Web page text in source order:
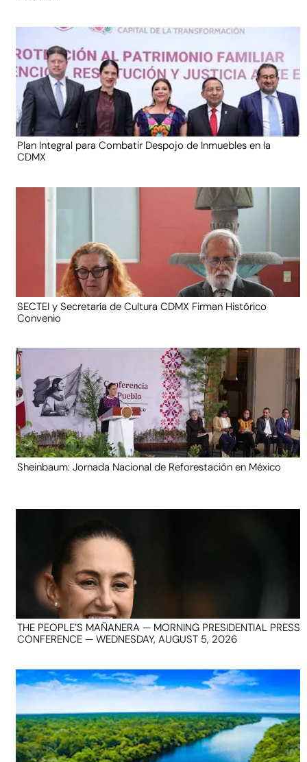
Plan Integral para Combatir Despojo de Inmuebles en la
CDMX
SECTEI y Secretaría de Cultura CDMX Firman Histórico
Convenio
Sheinbaum: Jornada Nacional de Reforestación en México
THE PEOPLE’S MAÑANERA — MORNING PRESIDENTIAL PRESS
CONFERENCE — WEDNESDAY, AUGUST 5, 2026